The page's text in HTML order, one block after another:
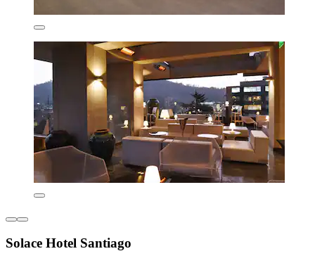
Solace Hotel Santiago